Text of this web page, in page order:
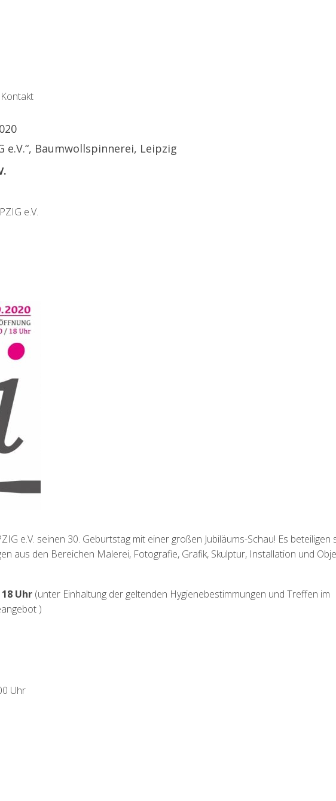
Kontakt
e.V.“, Baumwollspinnerei, Leipzig
e.V.
e.V. seinen 30. Geburtstag mit einer großen Jubiläums-Schau! Es beteiligen
aus den Bereichen Malerei, Fotografie, Grafik, Skulptur, Installation und
Uhr(unter Einhaltung der geltenden Hygienebestimmungen und Treffen im
)
Uhr